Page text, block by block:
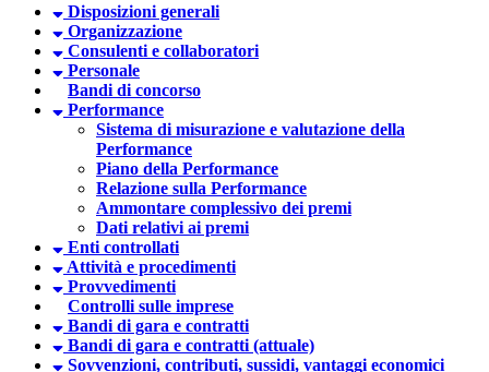
Disposizioni generali
Organizzazione
Consulenti e collaboratori
Personale
Bandi di concorso
Performance
Sistema di misurazione e valutazione della
Performance
Piano della Performance
Relazione sulla Performance
Ammontare complessivo dei premi
Dati relativi ai premi
Enti controllati
Attività e procedimenti
Provvedimenti
Controlli sulle imprese
Bandi di gara e contratti
Bandi di gara e contratti (attuale)
Sovvenzioni, contributi, sussidi, vantaggi economici